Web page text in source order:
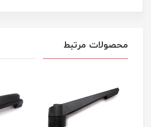
محصولات مرتبط